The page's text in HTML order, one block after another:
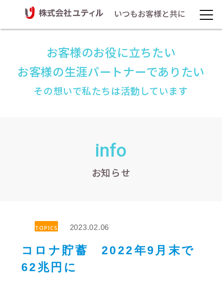
いつもお客様と共に
お客様のお役に立ちたい
お客様の生涯パートナーでありたい
その想いで私たちは活動しています
info
お知らせ
TOPICS 2023.02.06
コロナ貯蓄 2022年9月末で
62兆円に